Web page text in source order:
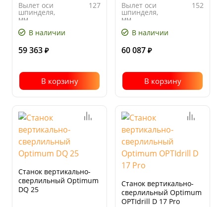
Вылет оси
шпинделя,
мм
127
Количество
скоростей
В наличии
59 363 ₽
В корзину
Вылет оси
шпинделя,
мм
152
Автоподача
В наличии
60 087 ₽
В корзину
Станок вертикально-
сверлильный Optimum
DQ 25
Станок вертикально-
сверлильный Optimum
OPTIdrill D 17 Pro